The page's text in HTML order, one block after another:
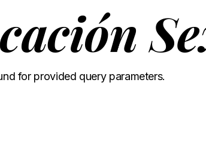
for provided query parameters.